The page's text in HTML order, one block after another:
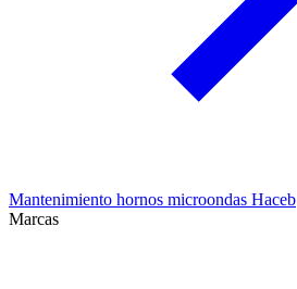
Mantenimiento hornos microondas Haceb
Marcas